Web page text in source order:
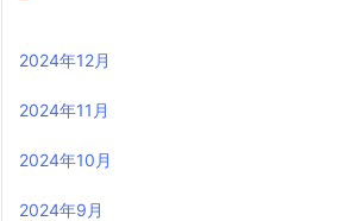
2024年12月
2024年11月
2024年10月
2024年9月